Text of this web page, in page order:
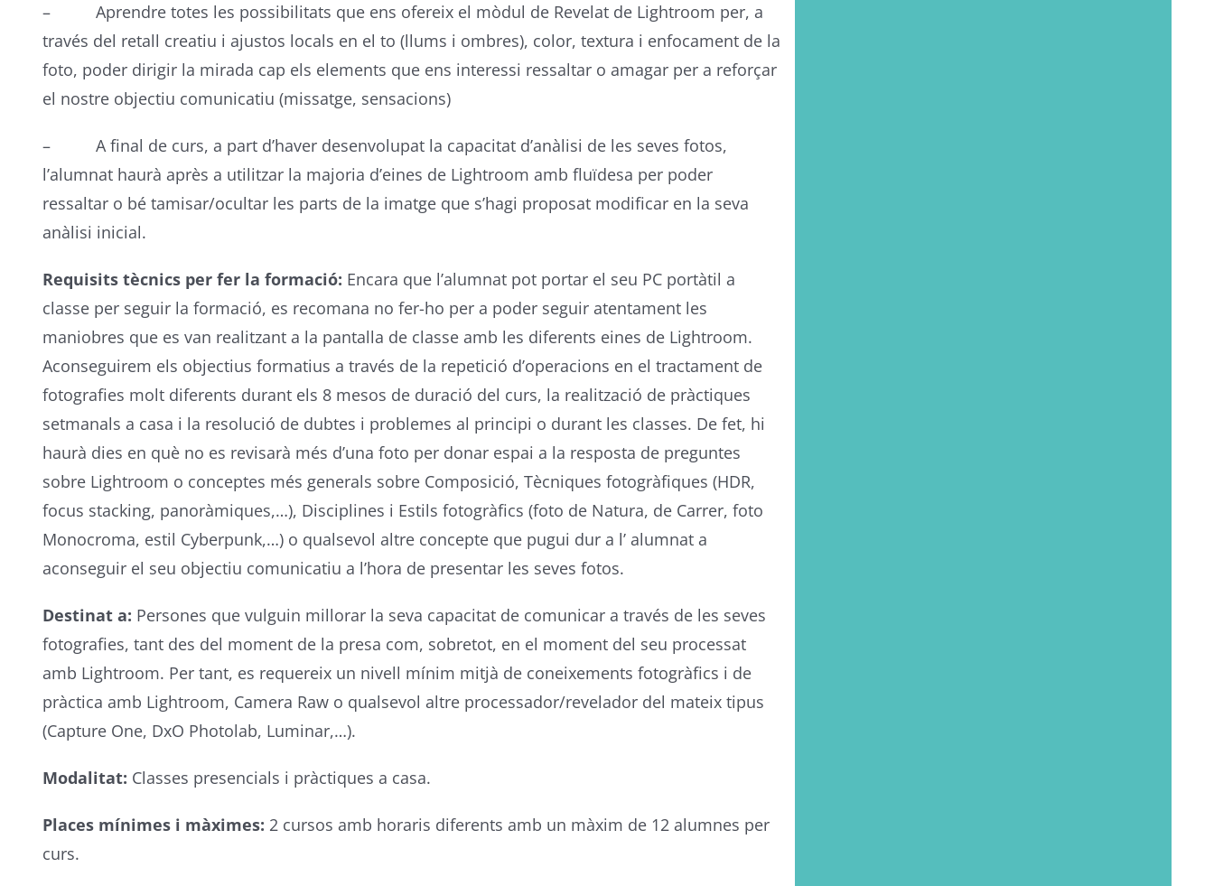
– Aprendre totes les possibilitats que ens ofereix el mòdul de Revelat de Lightroom per, a
través del retall creatiu i ajustos locals en el to (llums i ombres), color, textura i enfocament de la
foto, poder dirigir la mirada cap els elements que ens interessi ressaltar o amagar per a reforçar
el nostre objectiu comunicatiu (missatge, sensacions)
– A final de curs, a part d’haver desenvolupat la capacitat d’anàlisi de les seves fotos,
l’alumnat haurà après a utilitzar la majoria d’eines de Lightroom amb fluïdesa per poder
ressaltar o bé tamisar/ocultar les parts de la imatge que s’hagi proposat modificar en la seva
anàlisi inicial.
Requisits tècnics per fer la formació: Encara que l’alumnat pot portar el seu PC portàtil a
classe per seguir la formació, es recomana no fer-ho per a poder seguir atentament les
maniobres que es van realitzant a la pantalla de classe amb les diferents eines de Lightroom.
Aconseguirem els objectius formatius a través de la repetició d’operacions en el tractament de
fotografies molt diferents durant els 8 mesos de duració del curs, la realització de pràctiques
setmanals a casa i la resolució de dubtes i problemes al principi o durant les classes. De fet, hi
haurà dies en què no es revisarà més d’una foto per donar espai a la resposta de preguntes
sobre Lightroom o conceptes més generals sobre Composició, Tècniques fotogràfiques (HDR,
focus stacking, panoràmiques,…), Disciplines i Estils fotogràfics (foto de Natura, de Carrer, foto
Monocroma, estil Cyberpunk,…) o qualsevol altre concepte que pugui dur a l’ alumnat a
aconseguir el seu objectiu comunicatiu a l’hora de presentar les seves fotos.
Destinat a: Persones que vulguin millorar la seva capacitat de comunicar a través de les seves
fotografies, tant des del moment de la presa com, sobretot, en el moment del seu processat
amb Lightroom. Per tant, es requereix un nivell mínim mitjà de coneixements fotogràfics i de
pràctica amb Lightroom, Camera Raw o qualsevol altre processador/revelador del mateix tipus
(Capture One, DxO Photolab, Luminar,…).
Modalitat: Classes presencials i pràctiques a casa.
Places mínimes i màximes: 2 cursos amb horaris diferents amb un màxim de 12 alumnes per
curs.